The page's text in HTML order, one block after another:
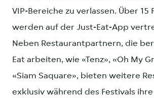
VIP-Bereiche zu verlassen. Über 15
werden auf der Just-Eat-App
Neben Restaurantpartnern, die
Eat arbeiten, wie «Tenz», «Oh My
«Siam Saquare», bieten weitere
exklusiv während des Festivals